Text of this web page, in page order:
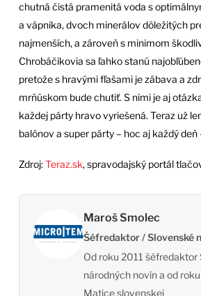
chutná čistá pramenitá voda s
a vápnika, dvoch minerálov dôležitých
najmenších, a zároveň s minimom
Chrobáčikovia sa ľahko stanú
pretože s hravými fľašami je zábava a
mrňúskom bude chutiť. S nimi je aj
každej párty hravo vyriešená. Teraz už
balónov a super párty – hoc aj každý
Zdroj:Teraz.sk, spravodajský portál
Maroš Smolec
Šéfredaktor / Slovenské
Od roku 2011 šéfredaktor
národných novín a od
Matice slovenskej